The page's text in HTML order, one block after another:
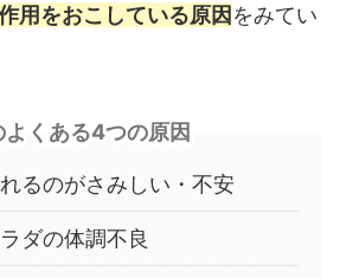
用をおこしている原因をみてい
くある4つの原因
るのがさみしい・不安
ダの体調不良